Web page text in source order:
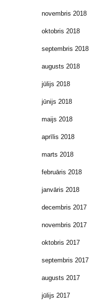
novembris 2018
oktobris 2018
septembris 2018
augusts 2018
jūlijs 2018
jūnijs 2018
maijs 2018
aprīlis 2018
marts 2018
februāris 2018
janvāris 2018
decembris 2017
novembris 2017
oktobris 2017
septembris 2017
augusts 2017
jūlijs 2017